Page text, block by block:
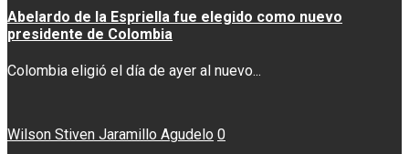
Abelardo de la Espriella fue elegido como nuevo
presidente de Colombia
Colombia eligió el día de ayer al nuevo...
Wilson Stiven Jaramillo Agudelo 0